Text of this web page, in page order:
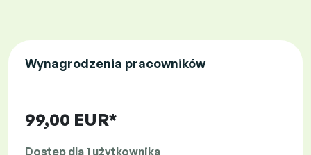
Wynagrodzenia pracowników
99,00 EUR*
Dostęp dla 1 użytkownika